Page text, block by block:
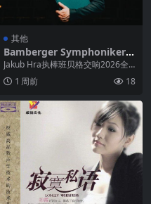
其他
Bamberger Symphoniker –
Martinů The Symphonies
(2026) FLAC 24bit 96kHz q
obuz
Jakub Hra执棒班贝格交响2026全
新全集录音，获评马尔蒂努交响曲
史上顶级...
1 周前 18